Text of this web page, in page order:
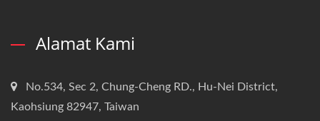
Alamat Kami
No.534, Sec 2, Chung-Cheng RD., Hu-Nei District,
Kaohsiung 82947, Taiwan